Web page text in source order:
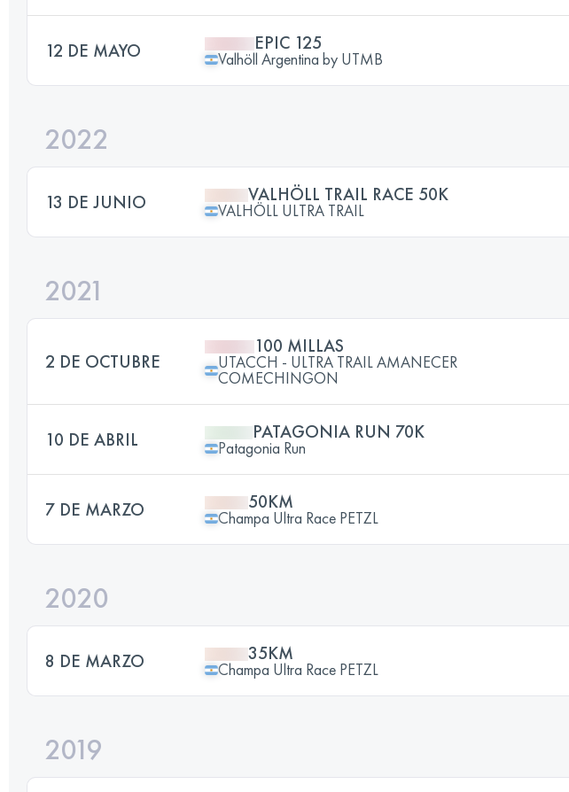
12 DE MAYO EPIC 125
Valhöll Argentina by UTMB
2022
13 DE JUNIO VALHÖLL TRAIL RACE 50K
VALHÖLL ULTRA TRAIL
2021
2 DE OCTUBRE
100 MILLAS
UTACCH - ULTRA TRAIL AMANECER
COMECHINGON
10 DE ABRIL PATAGONIA RUN 70K
Patagonia Run
7 DE MARZO 50KM
Champa Ultra Race PETZL
2020
8 DE MARZO 35KM
Champa Ultra Race PETZL
2019